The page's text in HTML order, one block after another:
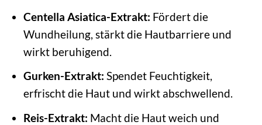
Centella Asiatica-Extrakt: Fördert die
Wundheilung, stärkt die Hautbarriere und
wirkt beruhigend.
Gurken-Extrakt: Spendet Feuchtigkeit,
erfrischt die Haut und wirkt abschwellend.
Reis-Extrakt: Macht die Haut weich und